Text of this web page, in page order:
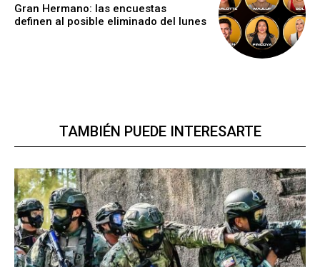
Gran Hermano: las encuestas
definen al posible eliminado del lunes
TAMBIÉN PUEDE INTERESARTE